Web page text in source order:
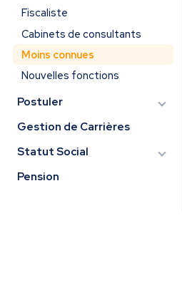
Fiscaliste
Cabinets de consultants
Moins connues
Nouvelles fonctions
Postuler
Gestion de Carrières
Statut Social
Pension